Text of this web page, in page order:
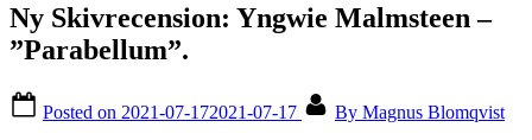
Ny Skivrecension: Yngwie Malmsteen –
”Parabellum”.
Posted on 2021-07-172021-07-17 By Magnus Blomqvist